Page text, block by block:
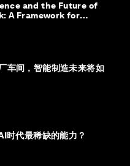
and the Future of
A Framework for
车间，智能制造未来将如
时代最稀缺的能力？